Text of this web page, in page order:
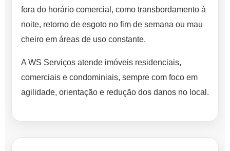
fora do horário comercial, como transbordamento à
noite, retorno de esgoto no fim de semana ou mau
cheiro em áreas de uso constante.
A WS Serviços atende imóveis residenciais,
comerciais e condominiais, sempre com foco em
agilidade, orientação e redução dos danos no local.